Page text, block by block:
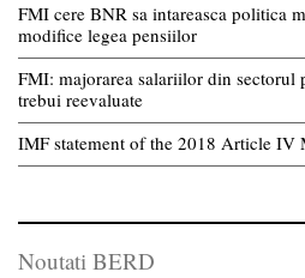
FMI cere BNR sa intareasca politica
modifice legea pensiilor
FMI: majorarea salariilor din sectorul
trebui reevaluate
IMF statement of the 2018 Article IV
Noutati BERD